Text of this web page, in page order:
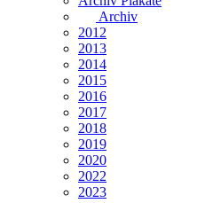
Archiv
2012
2013
2014
2015
2016
2017
2018
2019
2020
2022
2023